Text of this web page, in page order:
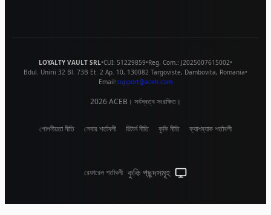
LOYALTY VAULT SRL•CUI: 51229859•Reg. Com.: J2025007615002•
Bdul. Unirii 32 Bl. 73B Et. 2 Ap. 10, 130082 Targoviste, Dambovita, Romania•
Email:support@aceb.com
2026ACEB। সর্বস্বত্ব সংরক্ষিত।
গোপনীয়তা নীতি সেবার শর্তাবলী রিটার্ন নীতি কুকি নীতি ক্যাশব্যাক শর্তাবলী
রেফারেল শর্তাবলী কুকি পছন্দসমূহ সিস্টেম থিম (লাইটের জন্য ক্লিক